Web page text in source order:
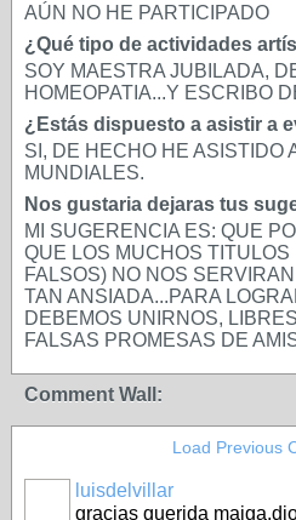
AÚN NO HE PARTICIPADO
¿Qué tipo de actividades
SOY MAESTRA JUBILADA,
HOMEOPATIA...Y ESCRIBO
¿Estás dispuesto a asistir a
SI, DE HECHO HE ASISTIDO
MUNDIALES.
Nos gustaria dejaras tus
MI SUGERENCIA ES: QUE
QUE LOS MUCHOS
FALSOS) NO NOS
TAN ANSIADA...PARA
DEBEMOS UNIRNOS,
FALSAS PROMESAS DE
Comment Wall:
Load Previous
luisdelvillar
gracias querida